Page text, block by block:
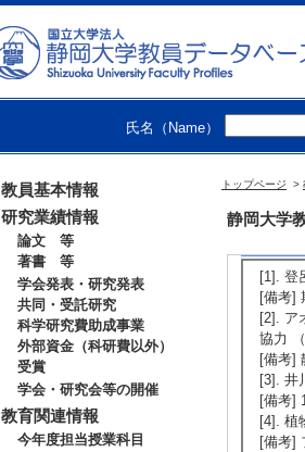
氏名（Name）
教員基本情報
研究業績情報
論文 等
著書 等
学会発表・研究発表
共同・受託研究
科学研究費助成事業
外部資金（科研費以外）
受賞
学会・研究会等の開催
教育関連情報
今年度担当授業科目
トップページ >
静岡大学
[3]. 新
[概要
に献上
[概要]
[備考]
[5]. 新
[概要
[備考]
[1]. 登
[備考]
[2]. ア
協力
[備考]
[3]. 井
[備考]
[4]. 植
[備考]